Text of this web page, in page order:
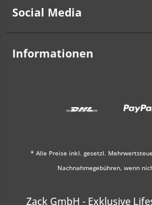
Social Media
Informationen
* Alle Preise inkl. gesetzl.
Nachnahmegebühren, wenn
Zack GmbH - Exklusive